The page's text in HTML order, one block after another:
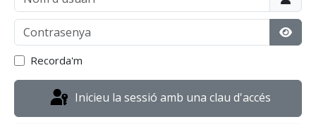
Contrasenya
Recorda'm
Inicieu la sessió amb una clau d'accés